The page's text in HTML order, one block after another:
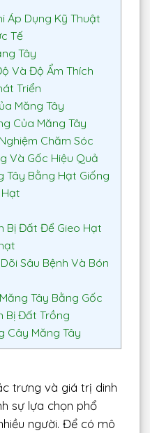
Áp Dụng Kỹ Thuật
Tế
Tây
Và Độ Ẩm Thích
Triển
Măng Tây
Của Măng Tây
Chăm Sóc
Và Gốc Hiệu Quả
Tây Bằng Hạt Giống
Bị Đất Để Gieo Hạt
Sâu Bệnh Và Bón
Tây Bằng Gốc
Bị Đất Trồng
Cây Măng Tây
trưng và giá trị dinh
sự lựa chọn phổ
người. Để có mô